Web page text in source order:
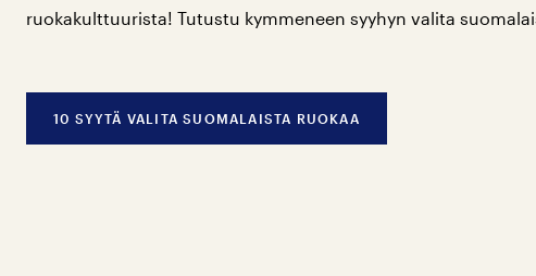
ruokakulttuurista! Tutustu kymmeneen syyhyn valita
10 SYYTÄ VALITA SUOMALAISTA RUOKAA